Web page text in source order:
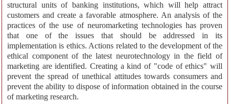
structural units of banking institutions, which will help attract
customers and create a favorable atmosphere. An analysis of the
practices of the use of neuromarketing technologies has proven
that one of the issues that should be addressed in its
implementation is ethics. Actions related to the development of the
ethical component of the latest neurotechnology in the field of
marketing are identified. Creating a kind of "code of ethics" will
prevent the spread of unethical attitudes towards consumers and
prevent the ability to dispose of information obtained in the course
of marketing research.